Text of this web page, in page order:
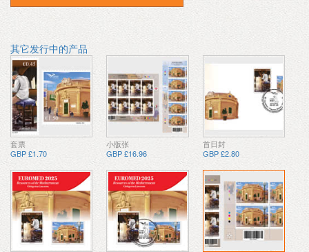
其它发行中的产品
套票
GBP £1.70
小版张
GBP £16.96
首日封
GBP £2.80